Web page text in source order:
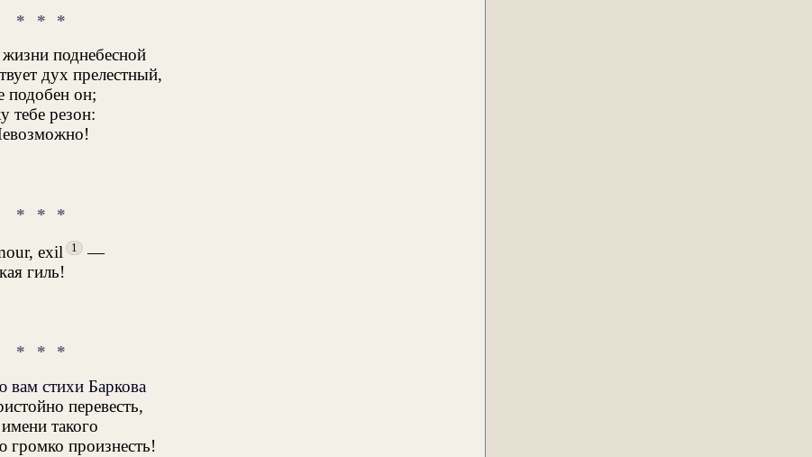
* * *
поднебесной
дух прелестный,
подобен он;
тебе резон:
* * *
exil
1
—
гиль!
* * *
вам стихи Баркова
перевесть,
такого
громко произнесть!